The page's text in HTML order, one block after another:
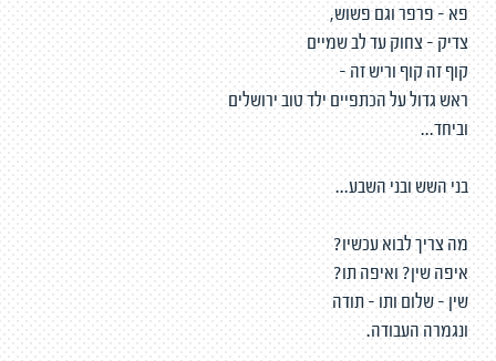
פא - פרפר וגם פשוש,
צדיק - צחוק עד לב שמיים
קוף זה קוף וריש זה -
ראש גדול על הכתפיים ילד טוב ירושלים
וביחד...
בני השש ובני השבע...
מה צריך לבוא עכשיו?
איפה שין? ואיפה תו?
שין - שלום ותו - תודה
ונגמרה העבודה.